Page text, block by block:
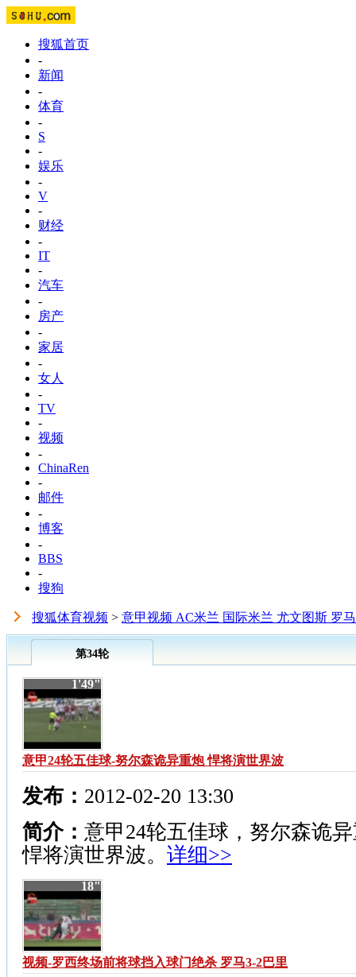
搜狐首页
-
新闻
-
体育
-
S
-
娱乐
-
V
-
财经
-
IT
-
汽车
-
房产
-
家居
-
女人
-
TV
-
视频
-
ChinaRen
-
邮件
-
博客
-
BBS
-
搜狗
搜狐体育视频 > 意甲视频 AC米兰 国际米兰 尤文图斯 罗马
第34轮
1'49"
意甲24轮五佳球-努尔森诡异重炮 悍将演世界波
发布： 2012-02-20 13:30
简介： 意甲24轮五佳球，努尔森诡
悍将演世界波。 详细>>
18"
视频-罗西终场前将球挡入球门绝杀 罗马3-2巴里